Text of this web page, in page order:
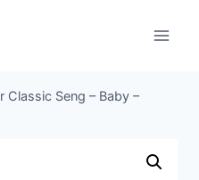
Classic Seng – Baby –